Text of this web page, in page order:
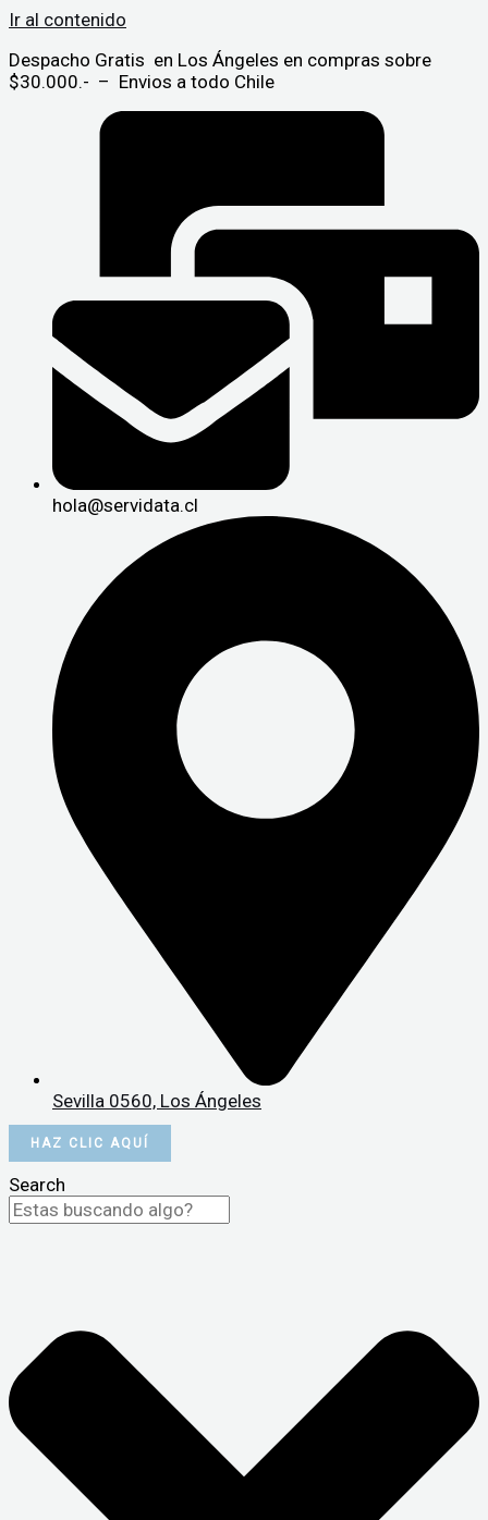
Ir al contenido
Despacho Gratis en Los Ángeles en compras sobre
$30.000.- – Envios a todo Chile
hola@servidata.cl
Sevilla 0560, Los Ángeles
HAZ CLIC AQUÍ
Search